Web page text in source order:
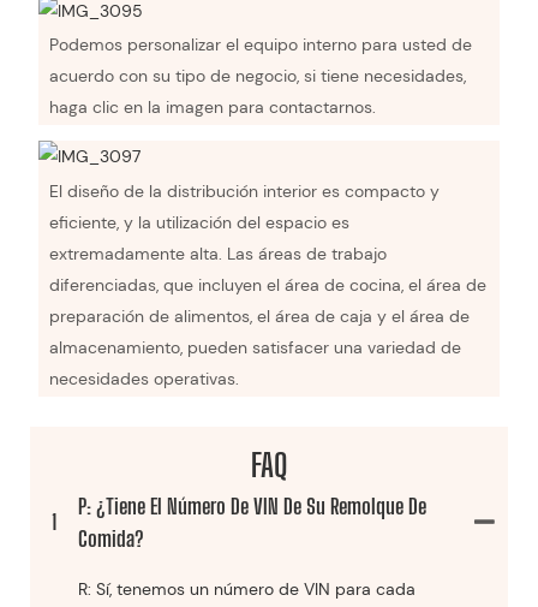
Podemos personalizar el equipo interno para usted de
acuerdo con su tipo de negocio, si tiene necesidades,
haga clic en la imagen para contactarnos.
El diseño de la distribución interior es compacto y
eficiente, y la utilización del espacio es
extremadamente alta. Las áreas de trabajo
diferenciadas, que incluyen el área de cocina, el área de
preparación de alimentos, el área de caja y el área de
almacenamiento, pueden satisfacer una variedad de
necesidades operativas.
FAQ
1
P: ¿Tiene El Número De VIN De Su Remolque De
Comida?
R: Sí, tenemos un número de VIN para cada